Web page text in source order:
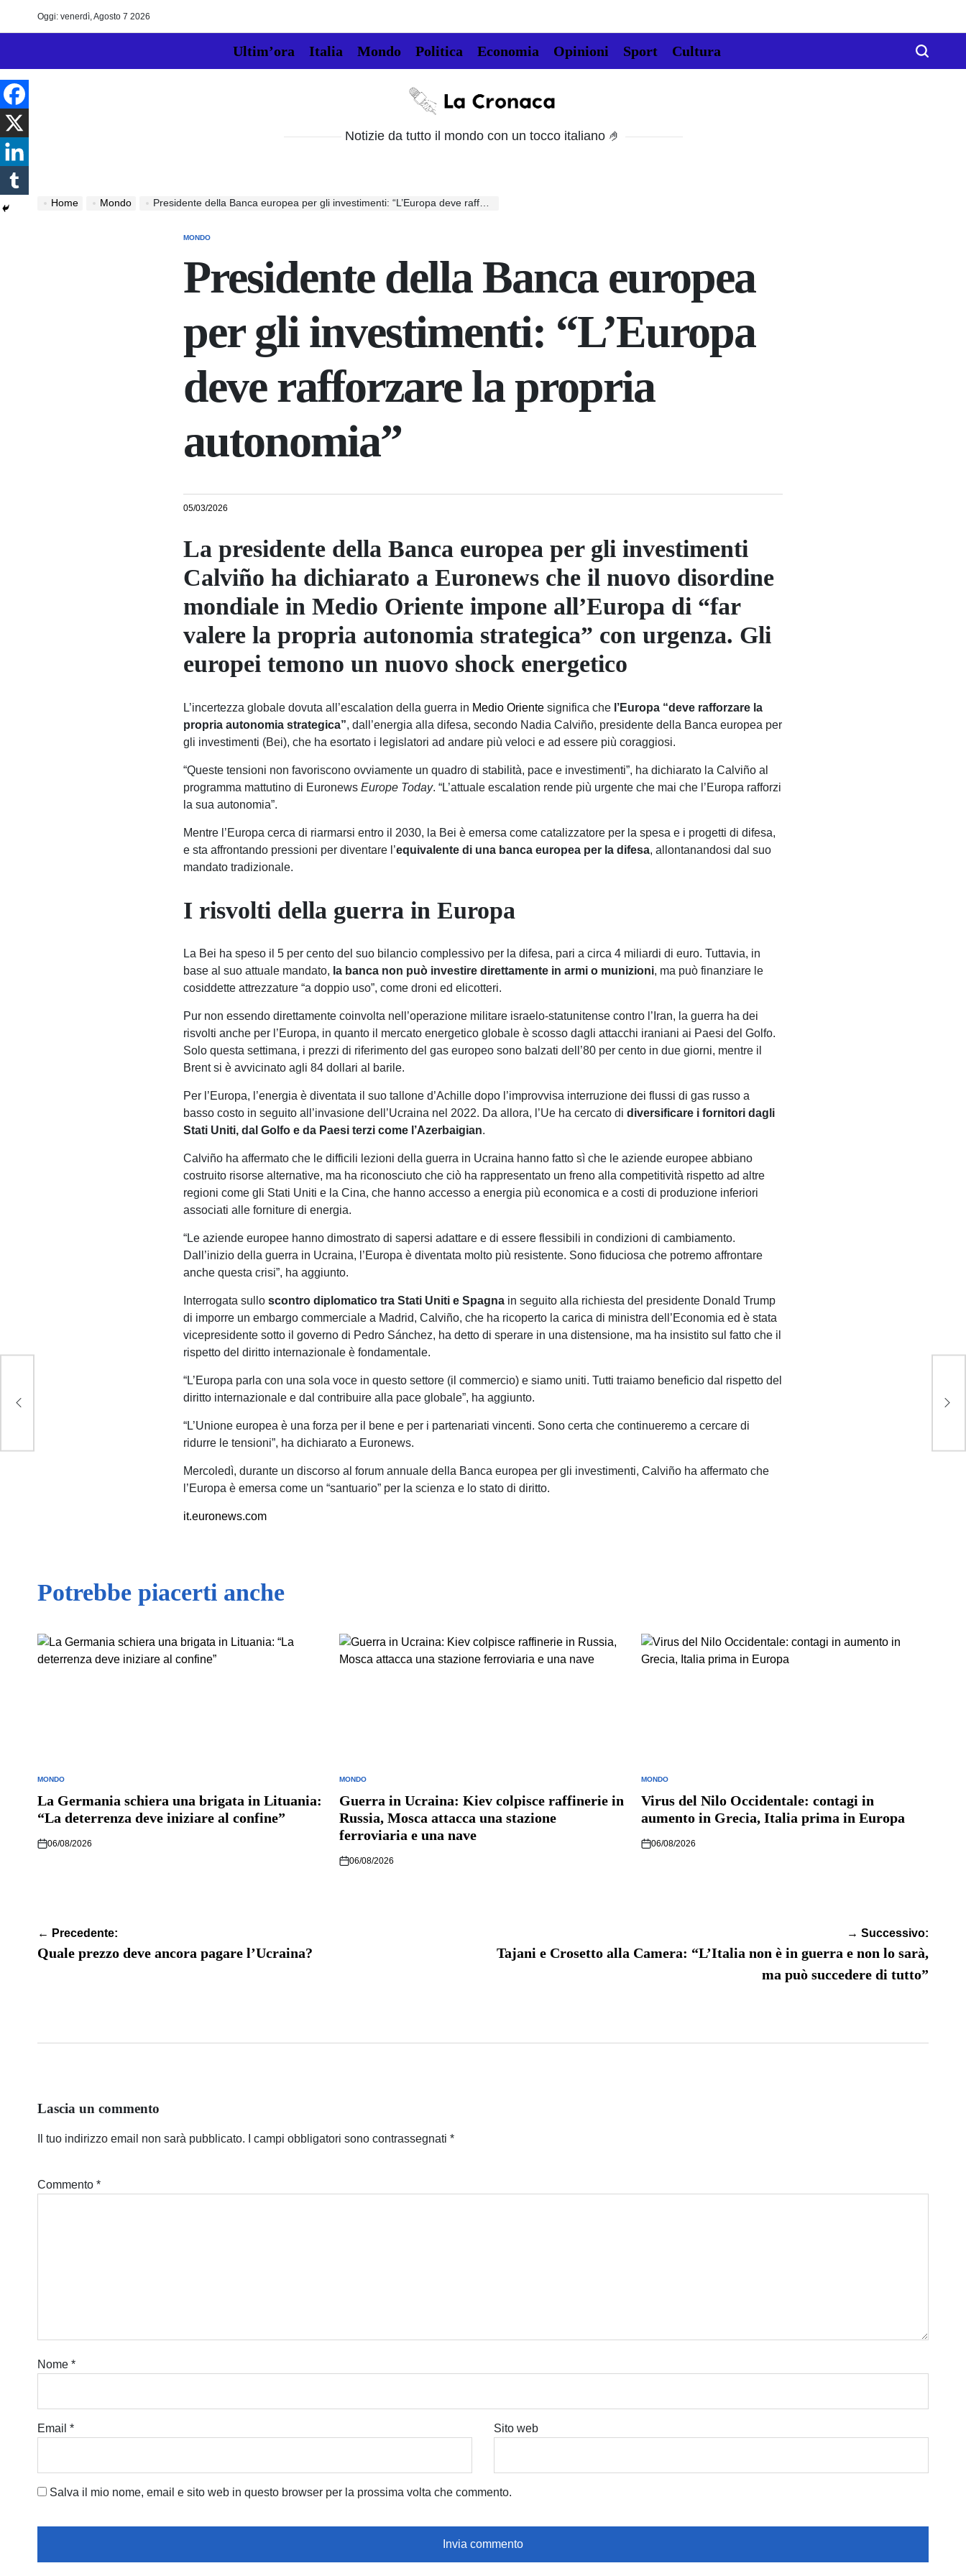
Oggi: venerdì, Agosto 7 2026
Ultim’ora Italia Mondo Politica Economia Opinioni Sport Cultura
La
Notizie da tutto il mondo con un tocco italiano 🤌
Home Mondo Presidente della Banca europea per gli investimenti: “L’Europa deve rafforzare la propria autonomia”
POSTED
MONDO
Presidente della Banca europea
per gli investimenti: “L’Europa
deve rafforzare la propria
autonomia”
05/03/2026
La presidente della Banca europea per gli investimenti
Calviño ha dichiarato a Euronews che il nuovo disordine
mondiale in Medio Oriente impone all’Europa di “far
valere la propria autonomia strategica” con urgenza. Gli
europei temono un nuovo shock energetico
L’incertezza globale dovuta all’escalation della guerra in Medio Oriente significa che l’Europa “deve rafforzare la
propria autonomia strategica”, dall’energia alla difesa, secondo Nadia Calviño, presidente della Banca europea per
gli investimenti (Bei), che ha esortato i legislatori ad andare più veloci e ad essere più coraggiosi.
“Queste tensioni non favoriscono ovviamente un quadro di stabilità, pace e investimenti”, ha dichiarato la Calviño al
programma mattutino di EuronewsEurope Today. “L’attuale escalation rende più urgente che mai che l’Europa rafforzi
la sua autonomia”.
Mentre l’Europa cerca di riarmarsi entro il 2030, la Bei è emersa come catalizzatore per la spesa e i progetti di difesa,
e sta affrontando pressioni per diventare l’equivalente di una banca europea per la difesa, allontanandosi dal suo
mandato tradizionale.
I risvolti della guerra in Europa
La Bei ha speso il 5 per cento del suo bilancio complessivo per la difesa, pari a circa 4 miliardi di euro. Tuttavia, in
base al suo attuale mandato, la banca non può investire direttamente in armi o munizioni, ma può finanziare le
cosiddette attrezzature “a doppio uso”, come droni ed elicotteri.
Pur non essendo direttamente coinvolta nell’operazione militare israelo-statunitense contro l’Iran, la guerra ha dei
risvolti anche per l’Europa, in quanto il mercato energetico globale è scosso dagli attacchi iraniani ai Paesi del Golfo.
Solo questa settimana, i prezzi di riferimento del gas europeo sono balzati dell’80 per cento in due giorni, mentre il
Brent si è avvicinato agli 84 dollari al barile.
Per l’Europa, l’energia è diventata il suo tallone d’Achille dopo l’improvvisa interruzione dei flussi di gas russo a
basso costo in seguito all’invasione dell’Ucraina nel 2022. Da allora, l’Ue ha cercato didiversificare i fornitori dagli
Stati Uniti, dal Golfo e da Paesi terzi come l’Azerbaigian.
Calviño ha affermato che le difficili lezioni della guerra in Ucraina hanno fatto sì che le aziende europee abbiano
costruito risorse alternative, ma ha riconosciuto che ciò ha rappresentato un freno alla competitività rispetto ad altre
regioni come gli Stati Uniti e la Cina, che hanno accesso a energia più economica e a costi di produzione inferiori
associati alle forniture di energia.
“Le aziende europee hanno dimostrato di sapersi adattare e di essere flessibili in condizioni di cambiamento.
Dall’inizio della guerra in Ucraina, l’Europa è diventata molto più resistente. Sono fiduciosa che potremo affrontare
anche questa crisi”, ha aggiunto.
Interrogata sulloscontro diplomatico tra Stati Uniti e Spagna in seguito alla richiesta del presidente Donald Trump
di imporre un embargo commerciale a Madrid, Calviño, che ha ricoperto la carica di ministra dell’Economia ed è stata
vicepresidente sotto il governo di Pedro Sánchez, ha detto di sperare in una distensione, ma ha insistito sul fatto che il
rispetto del diritto internazionale è fondamentale.
“L’Europa parla con una sola voce in questo settore (il commercio) e siamo uniti. Tutti traiamo beneficio dal rispetto del
diritto internazionale e dal contribuire alla pace globale”, ha aggiunto.
“L’Unione europea è una forza per il bene e per i partenariati vincenti. Sono certa che continueremo a cercare di
ridurre le tensioni”, ha dichiarato a Euronews.
Mercoledì, durante un discorso al forum annuale della Banca europea per gli investimenti, Calviño ha affermato che
l’Europa è emersa come un “santuario” per la scienza e lo stato di diritto.
it.euronews.com
Potrebbe piacerti anche
POSTED
MONDO
La Germania schiera una brigata in Lituania:
“La deterrenza deve iniziare al confine”
06/08/2026
POSTED
MONDO
Guerra in Ucraina: Kiev colpisce raffinerie in
Russia, Mosca attacca una stazione
ferroviaria e una nave
06/08/2026
POSTED
MONDO
Virus del Nilo Occidentale: contagi in
aumento in Grecia, Italia prima in Europa
06/08/2026
Navigazione
articoli
← Precedente:
Quale prezzo deve ancora pagare l’Ucraina?
→ Successivo:
Tajani e Crosetto alla Camera: “L’Italia non è in guerra e non lo sarà,
ma può succedere di tutto”
Lascia un commento
Il tuo indirizzo email non sarà pubblicato. I campi obbligatori sono contrassegnati *
Commento *
Nome *
Email * Sito web
Salva il mio nome, email e sito web in questo browser per la prossima volta che commento.